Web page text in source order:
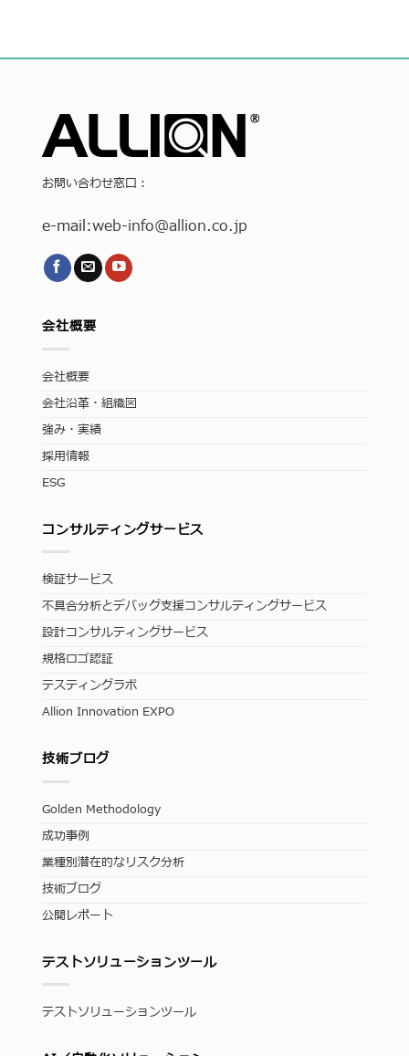
お問い合わせ窓口：
e-mail:web-info@allion.co.jp
会社概要
会社概要
会社沿革・組織図
強み・実績
採用情報
ESG
コンサルティングサービス
検証サービス
不具合分析とデバッグ支援コンサルティングサービス
設計コンサルティングサービス
規格ロゴ認証
テスティングラボ
Allion Innovation EXPO
技術ブログ
Golden Methodology
成功事例
業種別潜在的なリスク分析
技術ブログ
公開レポート
テストソリューションツール
テストソリューションツール